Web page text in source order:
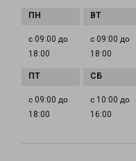
с 09:00 до
18:00
с 09:00 до
18:00
с 09:00 до
18:00
с 10:00 до
16:00